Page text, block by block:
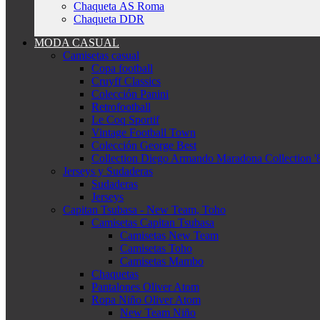
Chaqueta AS Roma
Chaqueta DDR
MODA CASUAL
Camisetas casual
Copa football
Cruyff Classics
Colección Panini
Retrofootball
Le Coq Sportif
Vintage Football Town
Colección George Best
Collection Diego Armando Maradona Collection
Jerseys y Sudaderas
Sudaderas
Jerseys
Capitan Tsubasa - New Team, Toho
Camisetas Capitan Tsubasa
Camisetas New Team
Camisetas Toho
Camisetas Mambo
Chaquetas
Pantalones Oliver Atom
Ropa Niño Oliver Atom
New Team Niño